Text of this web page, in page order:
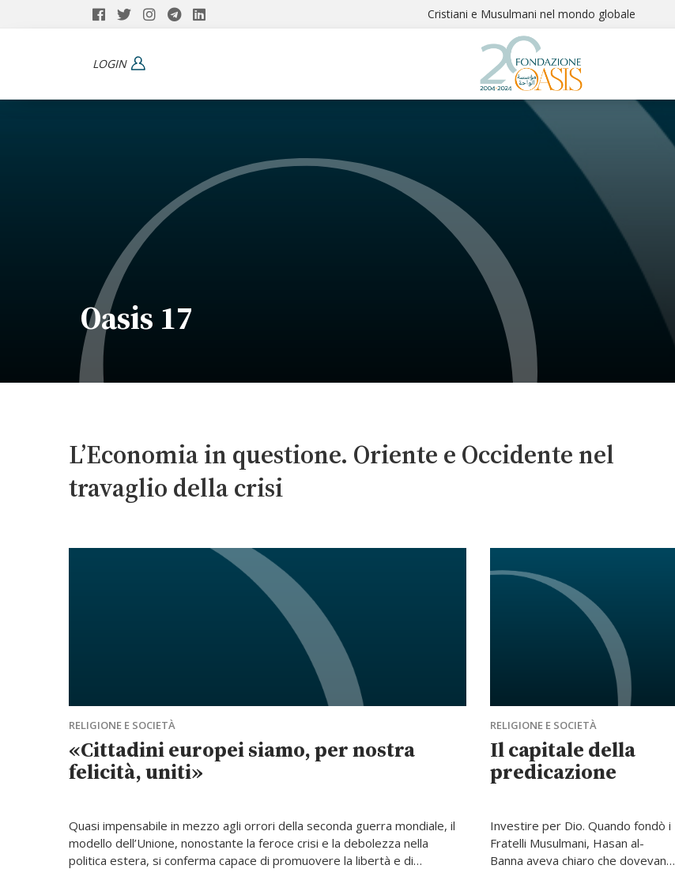
Cristiani e Musulmani nel mondo globale
LOGIN
Oasis 17
L’Economia in questione. Oriente e Occidente nel
travaglio della crisi
RELIGIONE E SOCIETÀ
«Cittadini europei siamo, per nostra
felicità, uniti»
Quasi impensabile in mezzo agli orrori della seconda guerra mondiale, il
modello dell’Unione, nonostante la feroce crisi e la debolezza nella
politica estera, si conferma capace di promuovere la libertà e di
RELIGIONE E SOCIETÀ
Il capitale della
predicazione
Investire per Dio. Quando fondò i
Fratelli Musulmani, Hasan al-
Banna aveva chiaro che dovevano